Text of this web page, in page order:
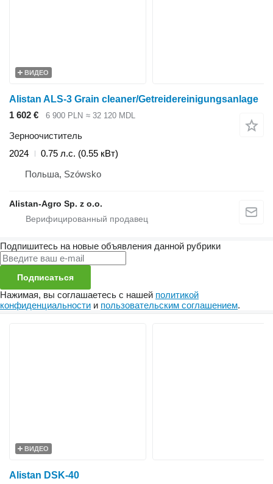
ВИДЕО
Alistan ALS-3 Grain cleaner/Getreidereinigungsanlage
1 602 €
6 900 PLN ≈ 32 120 MDL
Зерноочиститель
2024
0.75 л.с. (0.55 кВт)
Польша, Szówsko
Alistan-Agro Sp. z o.o.
Подпишитесь на новые объявления данной рубрики
Подписаться
Нажимая, вы соглашаетесь с нашей политикой
конфиденциальности и пользовательским соглашением.
ВИДЕО
Alistan DSK-40